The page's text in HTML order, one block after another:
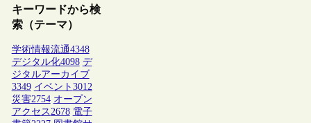
キーワードから検
索（テーマ）
学術情報流通4348
デジタル化4098 デ
ジタルアーカイブ
3349 イベント 3012
災害2754 オープン
アクセス2678 電子